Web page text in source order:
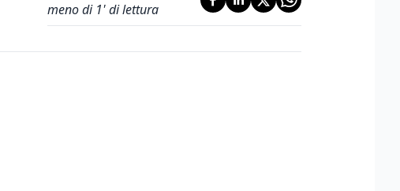
meno di 1' di lettura